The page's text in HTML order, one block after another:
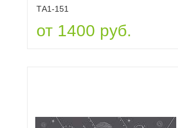
ТА1-151
от 1400 руб.